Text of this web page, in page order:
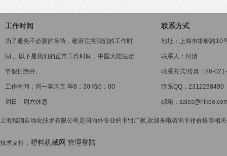
工作时间
为了避免不必要的等待，敬请注意我们的工作时
间 。以下是我们的正常工作时间，中国大陆法定
节假日除外。
工作时间：周一至周五 早8：30-晚6：00
周日、周六休息
联系方式
地址：上海市邯郸路10
联系人：付清
联系方式/传真：86-
联系QQ：2312238490
邮箱：
上海瑞阔自动化技术有限公司是国内外专业的卡钳厂家,欢迎来电咨询卡钳价格等相
技术支持： 塑料机械网 管理登陆